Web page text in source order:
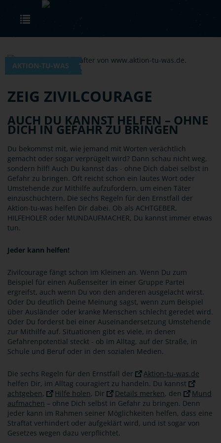
Skip to main content
AKTION-TU-WAS
ZEIG ZIVILCOURAGE
AUCH DU KANNST HELFEN – OHNE
DICH IN GEFAHR ZU BRINGEN
Du bekommst mit, wie jemand mit Worten verächtlich
gemacht oder sogar verprügelt wird? Dann schau nicht weg,
sondern hilf! Auch Du kannst das - ohne Dich dabei selbst in
Gefahr zu bringen. Oft reicht schon ein lautes Wort oder
Umstehende zur Mithilfe aufzufordern, um einen Täter
einzuschüchtern. Die sechs Regeln für den Ernstfall der
Aktion-tu-was helfen Dir dabei. Ob als ACHTGEBER,
HILFEHOLER oder MUNDAUFMACHER, Du kannst immer etwas
tun.
Jeder kann helfen!
Zivilcourage fängt schon im Kleinen an. Wenn Du zum
Beispiel für einen Außenseiter in einer Gruppe Partei
ergreifst, auch wenn Du von den anderen ausgelacht wirst.
Oder Du deutlich Deine Meinung sagst, wenn zum Beispiel
über Ausländer oder kranke Menschen schlecht geredet wird.
Oder Du forderst bei einer Auseinandersetzung Umstehende
zur Mithilfe auf. Situationen gibt es viele, in denen
Gefahrenpotential steckt - ob im Alltag, auf der Straße, in
Schule und Beruf oder in den sozialen Medien.
Die sechs Regeln für den Ernstfall der
Aktion-tu-was.de
helfen Dir, im Alltag couragiert zu handeln. Du kannst
achtgeben, Hilfe holen, Dir Details merken, den
Mund
aufmachen – ohne Dich selbst in Gefahr zu bringen. Denn
jeder kann im Rahmen seiner Möglichkeiten helfen, dass eine
Straftat verhindert oder aufgeklärt wird, und ist sogar von
Gesetzes wegen dazu verpflichtet.